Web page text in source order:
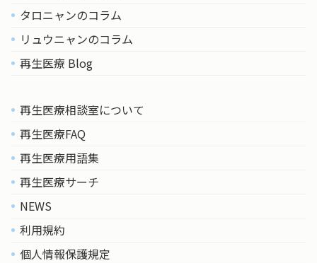
タロニャンのコラム
リュウニャンのコラム
再生医療 Blog
再生医療相談室について
再生医療FAQ
再生医療用語集
再生医療サーチ
NEWS
利用規約
個人情報保護規定